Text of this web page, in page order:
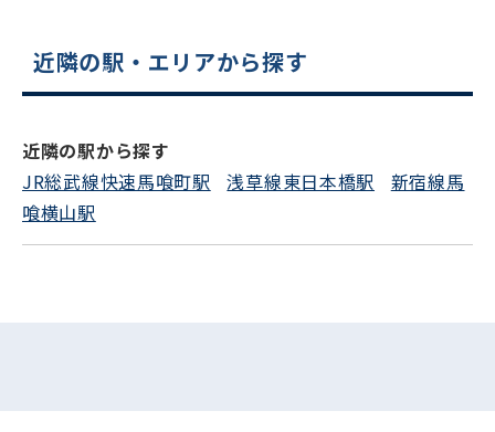
平日 9:00〜18:00
フォームでお問い合わせ
近隣の駅・エリアから探す
近隣の駅から探す
JR総武線快速馬喰町駅
浅草線東日本橋駅
新宿線馬
喰横山駅